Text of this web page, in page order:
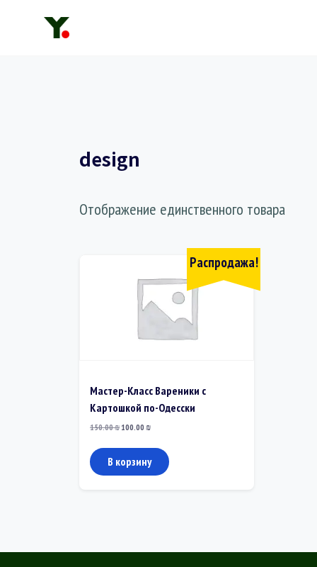
Перейти
design
Отображение единственного товара
Распродажа!
Мастер-Класс Вареники с
Картошкой по-Одесски
150.00₪ Первоначальная
составляла
150.00 ₪.
100.00 ₪Текущая
100.00 ₪.
В корзину